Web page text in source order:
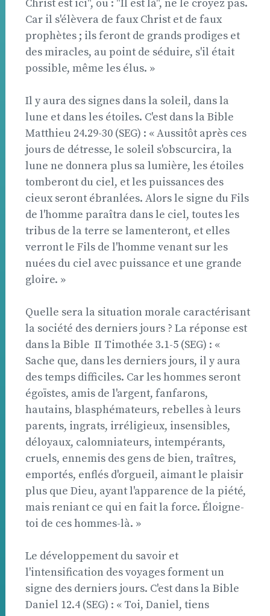
Christ est ici", ou : "Il est là", ne le croyez pas.
Car il s'élèvera de faux Christ et de faux
prophètes ; ils feront de grands prodiges et
des miracles, au point de séduire, s'il était
possible, même les élus. »
Il y aura des signes dans la soleil, dans la
lune et dans les étoiles. C'est dans la Bible 
Matthieu 24.29-30 (SEG) : « Aussitôt après ces
jours de détresse, le soleil s'obscurcira, la
lune ne donnera plus sa lumière, les étoiles
tomberont du ciel, et les puissances des
cieux seront ébranlées. Alors le signe du Fils
de l'homme paraîtra dans le ciel, toutes les
tribus de la terre se lamenteront, et elles
verront le Fils de l'homme venant sur les
nuées du ciel avec puissance et une grande
gloire. »
Quelle sera la situation morale caractérisant
la société des derniers jours ? La réponse est
dans la Bible  II Timothée 3.1-5 (SEG) : «
Sache que, dans les derniers jours, il y aura
des temps difficiles. Car les hommes seront
égoïstes, amis de l'argent, fanfarons,
hautains, blasphémateurs, rebelles à leurs
parents, ingrats, irréligieux, insensibles,
déloyaux, calomniateurs, intempérants,
cruels, ennemis des gens de bien, traîtres,
emportés, enflés d'orgueil, aimant le plaisir
plus que Dieu, ayant l'apparence de la piété,
mais reniant ce qui en fait la force. Éloigne-
toi de ces hommes-là. »
Le développement du savoir et
l'intensification des voyages forment un
signe des derniers jours. C'est dans la Bible 
Daniel 12.4 (SEG) : « Toi, Daniel, tiens